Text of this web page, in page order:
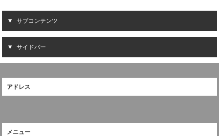
サブコンテンツ
サイドバー
アドレス
メニュー